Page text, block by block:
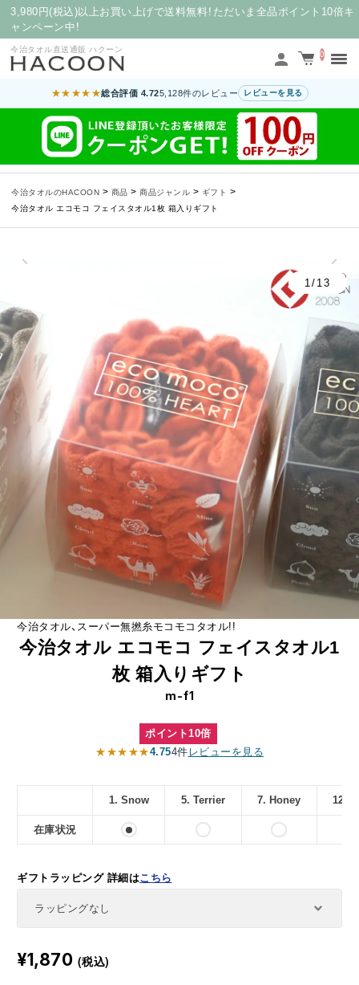
3,980円(税込)以上お買い上げで送料無料！ただいま全品ポイント10倍キ
ャンペーン中！
今治タオル直送通販 ハクーン
0
★★★★★総合評価 4.725,128件のレビュー レビューを見る
今治タオルのHACOON > 商品 > 商品ジャンル > ギフト >
今治タオル エコモコ フェイスタオル1枚 箱入りギフト
1/13
今治タオル、スーパー無撚糸モコモコタオル!!
今治タオル エコモコ フェイスタオル1
枚 箱入りギフト
m-f1
ポイント10倍
★★★★★4.754件 レビューを見る
在庫状況
1. Snow 5. Terrier 7. Honey 12.
ギフトラッピング 詳細はこちら
¥1,870 (税込)